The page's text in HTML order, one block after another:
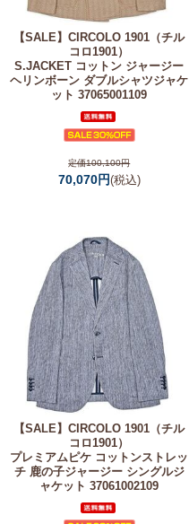
【SALE】CIRCOLO 1901（チル
コロ1901）
S.JACKET コットン ジャージー
ヘリンボーン ダブルシャツジャケ
ット 37065001109
定価100,100円
70,070円(税込)
【SALE】CIRCOLO 1901（チル
コロ1901）
プレミアムピケ コットンストレッ
チ 鹿の子ジャージー シングルジ
ャケット 37061002109